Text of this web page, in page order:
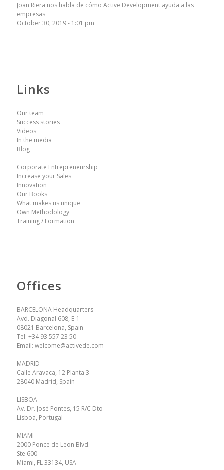
Joan Riera nos habla de cómo Active Development ayuda a las
empresas
October 30, 2019 - 1:01 pm
Links
Our team
Success stories
Videos
In the media
Blog
Corporate Entrepreneurship
Increase your Sales
Innovation
Our Books
What makes us unique
Own Methodology
Training / Formation
Offices
BARCELONA Headquarters
Avd. Diagonal 608, E-1
08021 Barcelona, Spain
Tel: +34 93 557 23 50
Email: welcome@activede.com
MADRID
Calle Aravaca, 12 Planta 3
28040 Madrid, Spain
LISBOA
Av. Dr. José Pontes, 15 R/C Dto
Lisboa, Portugal
MIAMI
2000 Ponce de Leon Blvd.
Ste 600
Miami, FL 33134, USA